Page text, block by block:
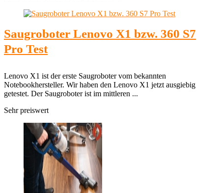
Saugroboter Lenovo X1 bzw. 360 S7
Pro Test
Lenovo X1 ist der erste Saugroboter vom bekannten
Notebookhersteller. Wir haben den Lenovo X1 jetzt ausgiebig
getestet. Der Saugroboter ist im mittleren ...
Sehr preiswert